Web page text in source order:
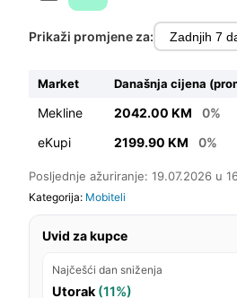
Prikaži promjene za:
Market Današnja cijena
Mekline 2042.00 KM
0%
eKupi
2199.90 KM 0%
Posljednje ažuriranje: 19.07.2026 u
Kategorija: Mobiteli
Uvid za kupce
Najčešći dan sniženja
Utorak (11%)